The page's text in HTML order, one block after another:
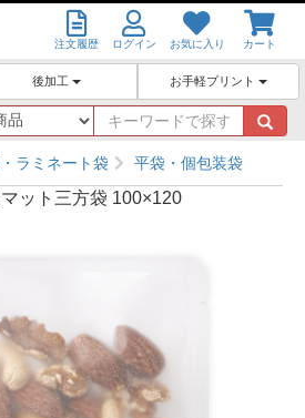
注文履歴 ログイン お気に入り カート
後加工 お手軽プリント
キ
ー
ワ
ー
ド
ラミネート袋 平袋・個包装袋
ット三方袋 100×120